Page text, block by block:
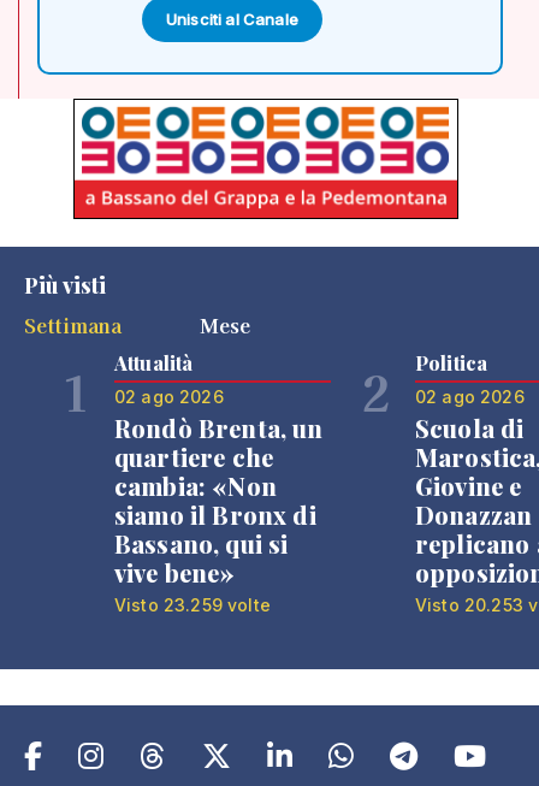
Unisciti al Canale
Più visti
Settimana
Mese
1 Attualità
02 ago 2026
Rondò Brenta, un
quartiere che
cambia: «Non
siamo il Bronx di
Bassano, qui si
vive bene»
Visto 23.259 volte
2 Politica
02 ago 2026
Scuola di
Giovine e
Donazzan
replicano
Visto 20.253